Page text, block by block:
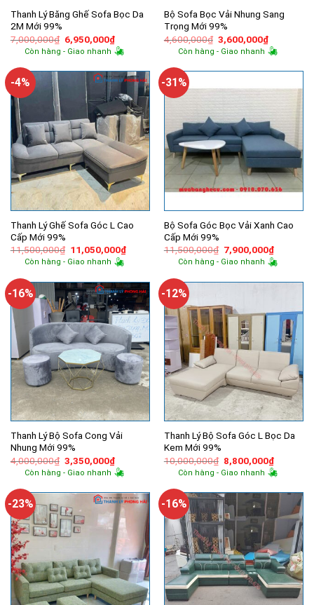
Thanh Lý Băng Ghế Sofa Bọc Da
2M Mới 99%
7,000,000₫ Giá
gốc
là:
6,950,000₫Giá
hiện
tại
6,950,000₫.
Còn hàng - Giao nhanh
Bộ Sofa Bọc Vải Nhung Sang
Trọng Mới 99%
4,600,000₫ Giá
gốc
là:
3,600,000₫Giá
hiện
tại
Còn hàng - Giao nhanh
-4%
Thanh Lý Ghế Sofa Góc L Cao
Cấp Mới 99%
11,500,000₫ Giá
gốc
là:
11,050,000₫Giá
hiện
11,050,000₫.
Còn hàng - Giao nhanh
-31%
Bộ Sofa Góc Bọc Vải Xanh Cao
Cấp Mới 99%
11,500,000₫ Giá
gốc
là:
7,900,000₫Giá
hiện
tại
Còn hàng - Giao nhanh
-16%
Thanh Lý Bộ Sofa Cong Vải
Nhung Mới 99%
4,000,000₫ Giá
gốc
là:
3,350,000₫Giá
hiện
tại
3,350,000₫.
Còn hàng - Giao nhanh
-12%
Thanh Lý Bộ Sofa Góc L Bọc Da
Kem Mới 99%
10,000,000₫ Giá
gốc
là:
8,800,000₫Giá
hiện
tại
Còn hàng - Giao nhanh
-23% -16%